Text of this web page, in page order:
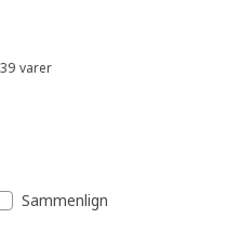
Sorter og filtrer
39 varer
Resultatliste
Sammenlign